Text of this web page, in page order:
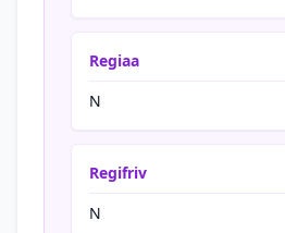
Regiaa
N
Regifriv
N